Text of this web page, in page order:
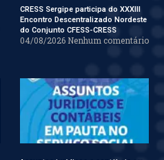
CRESS Sergipe participa do XXXIII
Encontro Descentralizado Nordeste
do Conjunto CFESS-CRESS
04/08/2026 Nenhum comentário